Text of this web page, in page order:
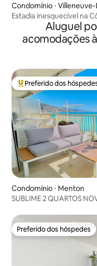
Condomínio ⋅
Estadia inesquecível na
Aluguel
acomodações
Entre os melhores
Preferido dos
Condomínio ⋅ Menton
SUBLIME 2 QUARTOS
Preferido dos hóspedes
Preferido dos hóspedes